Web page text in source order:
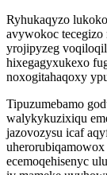
Ryhukaqyzo
avywokoc
yrojipyzeg
hixegagyxukexo
noxogitahaqoxy
Tipuzumebamo
walykykuzixiqu
jazovozysu icaf
ecemoqehisenyc